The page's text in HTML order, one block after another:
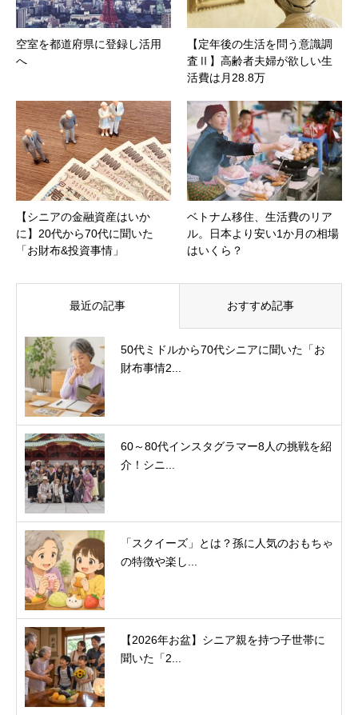
空室を都道府県に登録し活用
へ
【定年後の生活を問う意識調
査Ⅱ】高齢者夫婦が欲しい生
活費は月28.8万
【シニアの金融資産はいか
に】20代から70代に聞いた
「お財布&投資事情」
ベトナム移住、生活費のリア
ル。日本より安い1か月の相場
はいくら？
最近の記事 おすすめ記事
50代ミドルから70代シニアに聞いた「お
財布事情2...
60～80代インスタグラマー8人の挑戦を紹
介！シニ...
「スクイーズ」とは？孫に人気のおもちゃ
の特徴や楽し...
【2026年お盆】シニア親を持つ子世帯に
聞いた「2...